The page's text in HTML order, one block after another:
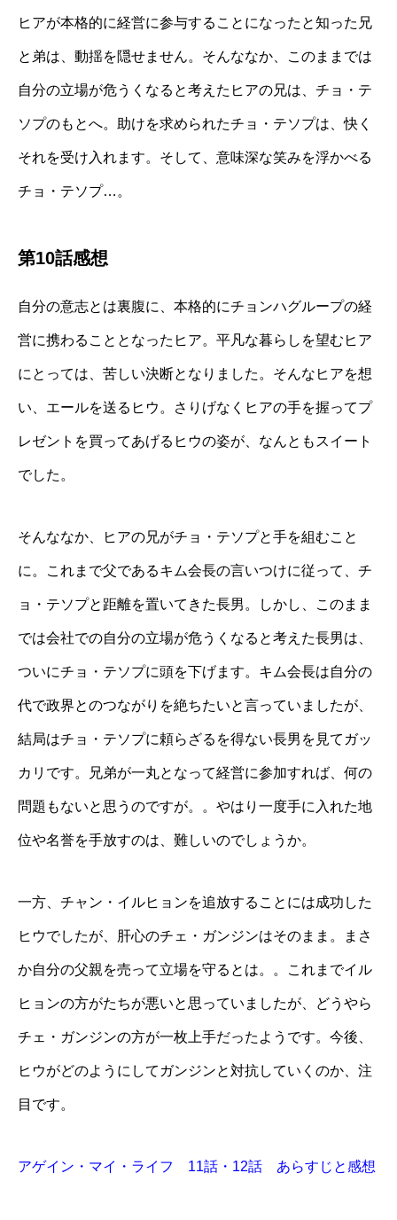
ヒアが本格的に経営に参与することになったと知った兄
と弟は、動揺を隠せません。そんななか、このままでは
自分の立場が危うくなると考えたヒアの兄は、チョ・テ
ソプのもとへ。助けを求められたチョ・テソプは、快く
それを受け入れます。そして、意味深な笑みを浮かべる
チョ・テソプ…。
第10話感想
自分の意志とは裏腹に、本格的にチョンハグループの経
営に携わることとなったヒア。平凡な暮らしを望むヒア
にとっては、苦しい決断となりました。そんなヒアを想
い、エールを送るヒウ。さりげなくヒアの手を握ってプ
レゼントを買ってあげるヒウの姿が、なんともスイート
でした。
そんななか、ヒアの兄がチョ・テソプと手を組むこと
に。これまで父であるキム会長の言いつけに従って、チ
ョ・テソプと距離を置いてきた長男。しかし、このまま
では会社での自分の立場が危うくなると考えた長男は、
ついにチョ・テソプに頭を下げます。キム会長は自分の
代で政界とのつながりを絶ちたいと言っていましたが、
結局はチョ・テソプに頼らざるを得ない長男を見てガッ
カリです。兄弟が一丸となって経営に参加すれば、何の
問題もないと思うのですが。。やはり一度手に入れた地
位や名誉を手放すのは、難しいのでしょうか。
一方、チャン・イルヒョンを追放することには成功した
ヒウでしたが、肝心のチェ・ガンジンはそのまま。まさ
か自分の父親を売って立場を守るとは。。これまでイル
ヒョンの方がたちが悪いと思っていましたが、どうやら
チェ・ガンジンの方が一枚上手だったようです。今後、
ヒウがどのようにしてガンジンと対抗していくのか、注
目です。
アゲイン・マイ・ライフ 11話・12話 あらすじと感想